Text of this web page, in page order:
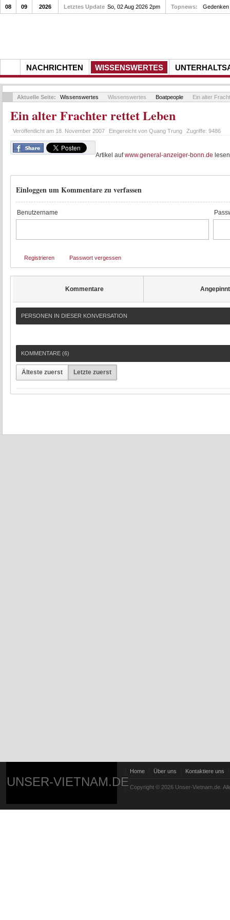
NACHRICHTEN WISSENSWERTES
08 09 2026 Letztes Update So, 02 Aug 2026 2pm Topnews: Gedenken
Aktuelle Seite: Wissenswertes Wissenswertes Boatpeople Ein alter
Ein alter Frachter rettet Leben
Veröffentlicht am 18. November 2007 Eingereicht von Quang Trung Zugriffe: 9486
Artikel aufwww.general-anzeiger-bonn.de
Einloggen um Kommentare zu verfassen
Benutzername
Registrieren Passwort vergessen
Kommentare Angepinnt
PERSONEN IN DIESER KONVERSATION
KOMMENTARE (6)
Älteste zuerst Letzte zuerst
UNSER-VIETNAM.DE
Home Über uns Kontaktiere uns
Copyright © 2026 Unser-Vietnam.de.